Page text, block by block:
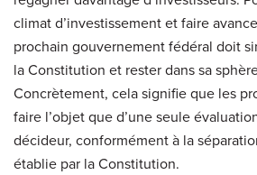
climat d’investissement et faire
prochain gouvernement fédéral doit
la Constitution et rester dans sa
Concrètement, cela signifie que les
faire l’objet que d’une seule
décideur, conformément à la
établie par la Constitution.